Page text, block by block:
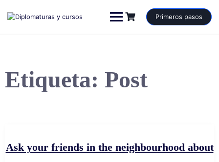
contenido
Primeros pasos
Etiqueta: Post
Ask your friends in the neighbourhood about